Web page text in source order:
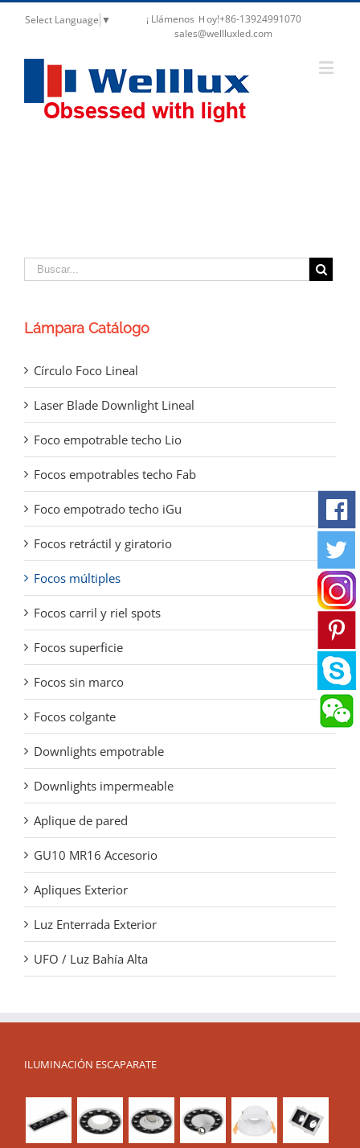
Select Language ▼
¡ Llámenos Ｈoy!+86-13924991070
sales@wellluxled.com
Lámpara Catálogo
Círculo Foco Lineal
Laser Blade Downlight Lineal
Foco empotrable techo Lio
Focos empotrables techo Fab
Foco empotrado techo iGu
Focos retráctil y giratorio
Focos múltiples
Focos carril y riel spots
Focos superficie
Focos sin marco
Focos colgante
Downlights empotrable
Downlights impermeable
Aplique de pared
GU10 MR16 Accesorio
Apliques Exterior
Luz Enterrada Exterior
UFO / Luz Bahía Alta
ILUMINACIÓN ESCAPARATE